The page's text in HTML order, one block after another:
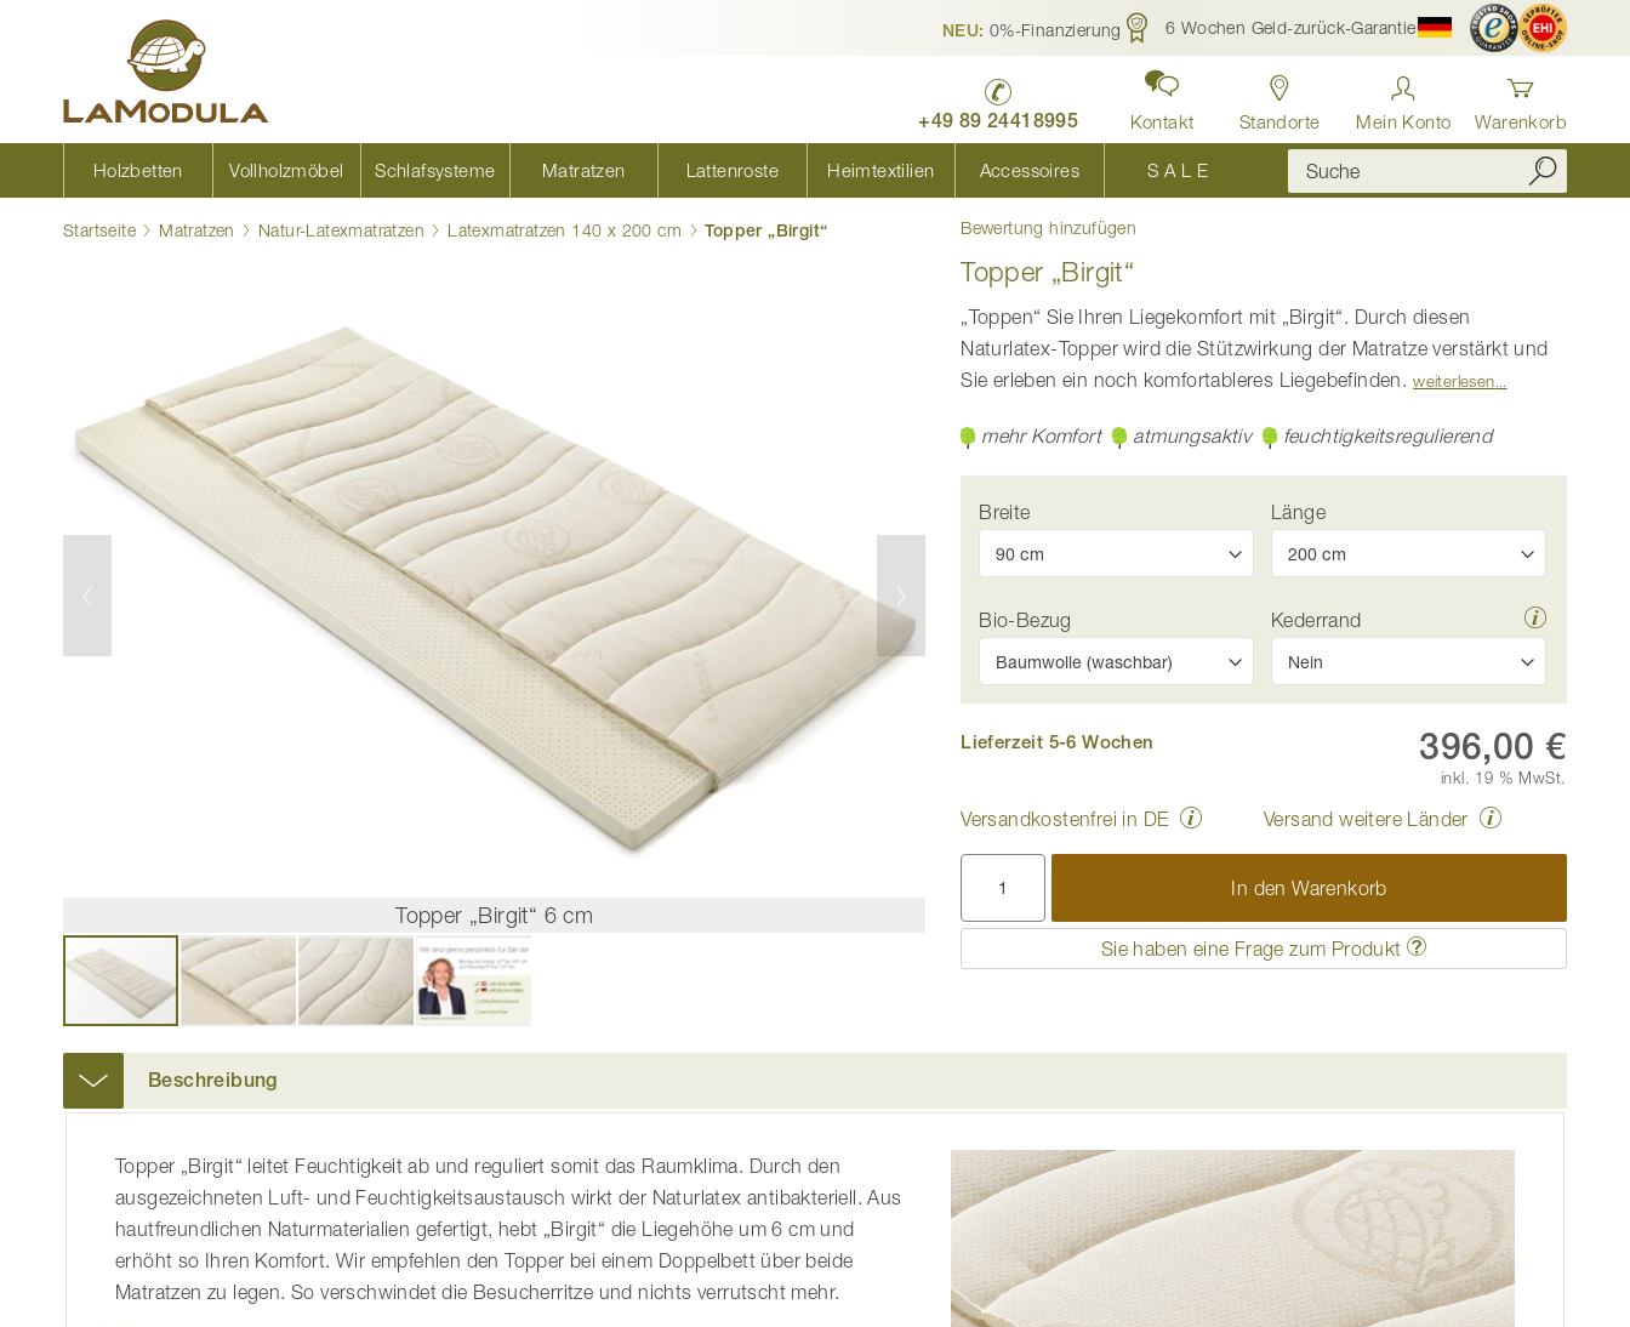
NEU: 0%-Finanzierung 6 Wochen Geld-zurück-Garantie
Inhalt
+49 89 24418995 Kontakt Standorte Mein Konto Warenkorb
Holzbetten Vollholzmöbel Schlafsysteme Matratzen Lattenroste Heimtextilien Accessoires S A L E
Bewertung hinzufügen
Startseite Matratzen Natur-Latexmatratzen Latexmatratzen 140 x 200 cm Topper „Birgit“
Topper „Birgit“ 6 cm Topper Kern umhüllt von einem hochwertiger Bio-Bezug, aus 3
Anfang
der
springen
Topper „Birgit“
„Toppen“ Sie Ihren Liegekomfort mit „Birgit“. Durch diesen
Naturlatex-Topper wird die Stützwirkung der Matratze verstärkt und
Sie erleben ein noch komfortableres Liegebefinden. weiterlesen
mehr Komfort atmungsaktiv feuchtigkeitsregulierend
Breite Länge
Bio-Bezug Kederrand
Lieferzeit 5-6 Wochen 396,00 €
inkl. 19 % MwSt.
Versandkostenfrei in DE Versand weitere Länder
In den Warenkorb
Sie haben eine Frage zum Produkt
Beschreibung
Topper „Birgit“ leitet Feuchtigkeit ab und reguliert somit das Raumklima. Durch den
ausgezeichneten Luft- und Feuchtigkeitsaustausch wirkt der Naturlatex antibakteriell. Aus
hautfreundlichen Naturmaterialien gefertigt, hebt „Birgit“ die Liegehöhe um 6 cm und
erhöht so Ihren Komfort. Wir empfehlen den Topper bei einem Doppelbett über beide
Matratzen zu legen. So verschwindet die Besucherritze und nichts verrutscht mehr.